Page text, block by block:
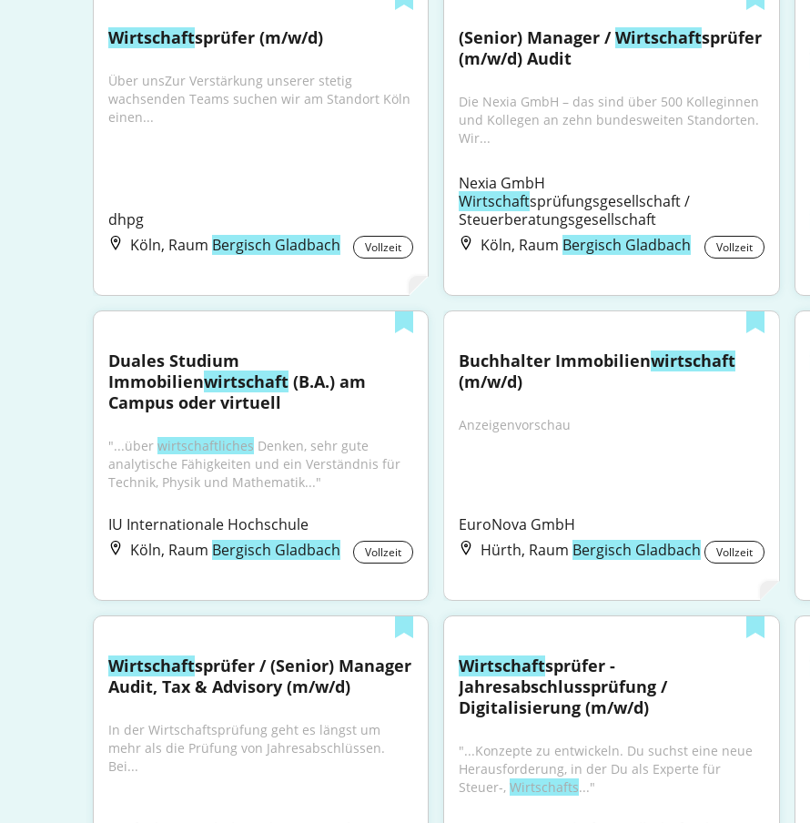
Wirtschaftsprüfer (m/w/d)
Über unsZur Verstärkung unserer stetig
wachsenden Teams suchen wir am Standort Köln
einen...
dhpg
Köln, Raum Bergisch Gladbach Vollzeit
(Senior) Manager / Wirtschaftsprüfer
(m/w/d) Audit
Die Nexia GmbH – das sind über 500 Kolleginnen
und Kollegen an zehn bundesweiten Standorten.
Wir...
Wirtschaftsprüfungsgesellschaft /
Steuerberatungsgesellschaft
Köln, Raum Bergisch Gladbach Vollzeit
Duales Studium
Immobilienwirtschaft (B.A.) am
Campus oder virtuell
"...über wirtschaftliches Denken, sehr gute
analytische Fähigkeiten und ein Verständnis für
Technik, Physik und Mathematik..."
IU Internationale Hochschule
Köln, Raum Bergisch Gladbach Vollzeit
Buchhalter Immobilienwirtschaft
(m/w/d)
Anzeigenvorschau
EuroNova GmbH
Hürth, Raum Bergisch Gladbach Vollzeit
Wirtschaftsprüfer / (Senior) Manager
Audit, Tax & Advisory (m/w/d)
In der Wirtschaftsprüfung geht es längst um
mehr als die Prüfung von Jahresabschlüssen.
Bei...
Wirtschaftsprüfer -
Jahresabschlussprüfung /
Digitalisierung (m/w/d)
"...Konzepte zu entwickeln. Du suchst eine neue
Herausforderung, in der Du als Experte für
Steuer-, Wirtschafts..."